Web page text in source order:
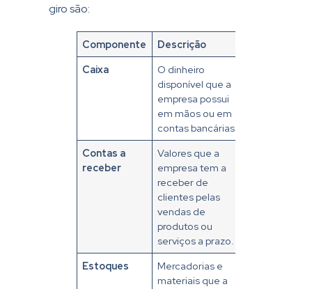
giro são:
Componente
Descrição
Caixa
O dinheiro
disponível que a
empresa possui
em mãos ou em
contas bancárias.
Contas a
receber
Valores que a
empresa tem a
receber de
clientes pelas
vendas de
produtos ou
serviços a prazo.
Estoques
Mercadorias e
materiais que a